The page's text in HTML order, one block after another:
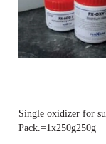
Single oxidizer for
Pack.=1x250g250g